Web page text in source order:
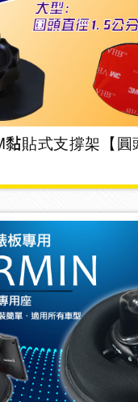
貼式支撐架【圓
/盒/架
28
/抱枕30